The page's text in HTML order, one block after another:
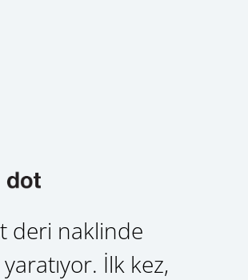
deri naklinde
İlk kez,